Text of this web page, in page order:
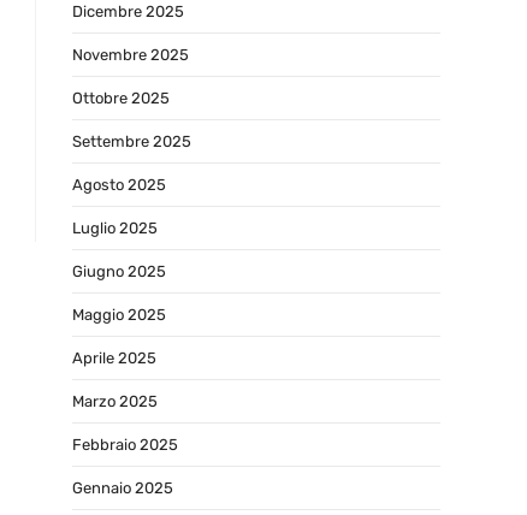
Dicembre 2025
Novembre 2025
Ottobre 2025
Settembre 2025
Agosto 2025
Luglio 2025
Giugno 2025
Maggio 2025
Aprile 2025
Marzo 2025
Febbraio 2025
Gennaio 2025